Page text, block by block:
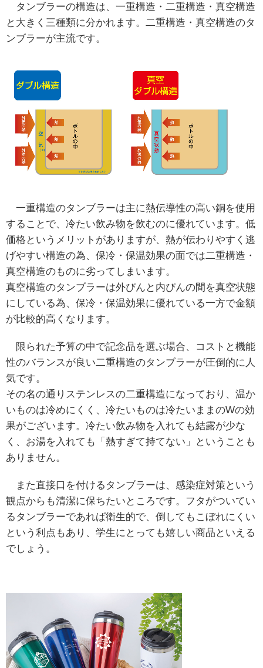
タンブラーの構造は、一重構造・二重構造・真空構造
と大きく三種類に分かれます。二重構造・真空構造のタ
ンブラーが主流です。
一重構造のタンブラーは主に熱伝導性の高い銅を使用
することで、冷たい飲み物を飲むのに優れています。低
価格というメリットがありますが、熱が伝わりやすく逃
げやすい構造の為、保冷・保温効果の面では二重構造・
真空構造のものに劣ってしまいます。
真空構造のタンブラーは外びんと内びんの間を真空状態
にしている為、保冷・保温効果に優れている一方で金額
が比較的高くなります。
限られた予算の中で記念品を選ぶ場合、コストと機能
性のバランスが良い二重構造のタンブラーが圧倒的に人
気です。
その名の通りステンレスの二重構造になっており、温か
いものは冷めにくく、冷たいものは冷たいままのWの効
果がございます。冷たい飲み物を入れても結露が少な
く、お湯を入れても「熱すぎて持てない」ということも
ありません。
また直接口を付けるタンブラーは、感染症対策という
観点からも清潔に保ちたいところです。フタがついてい
るタンブラーであれば衛生的で、倒してもこぼれにくい
という利点もあり、学生にとっても嬉しい商品といえる
でしょう。